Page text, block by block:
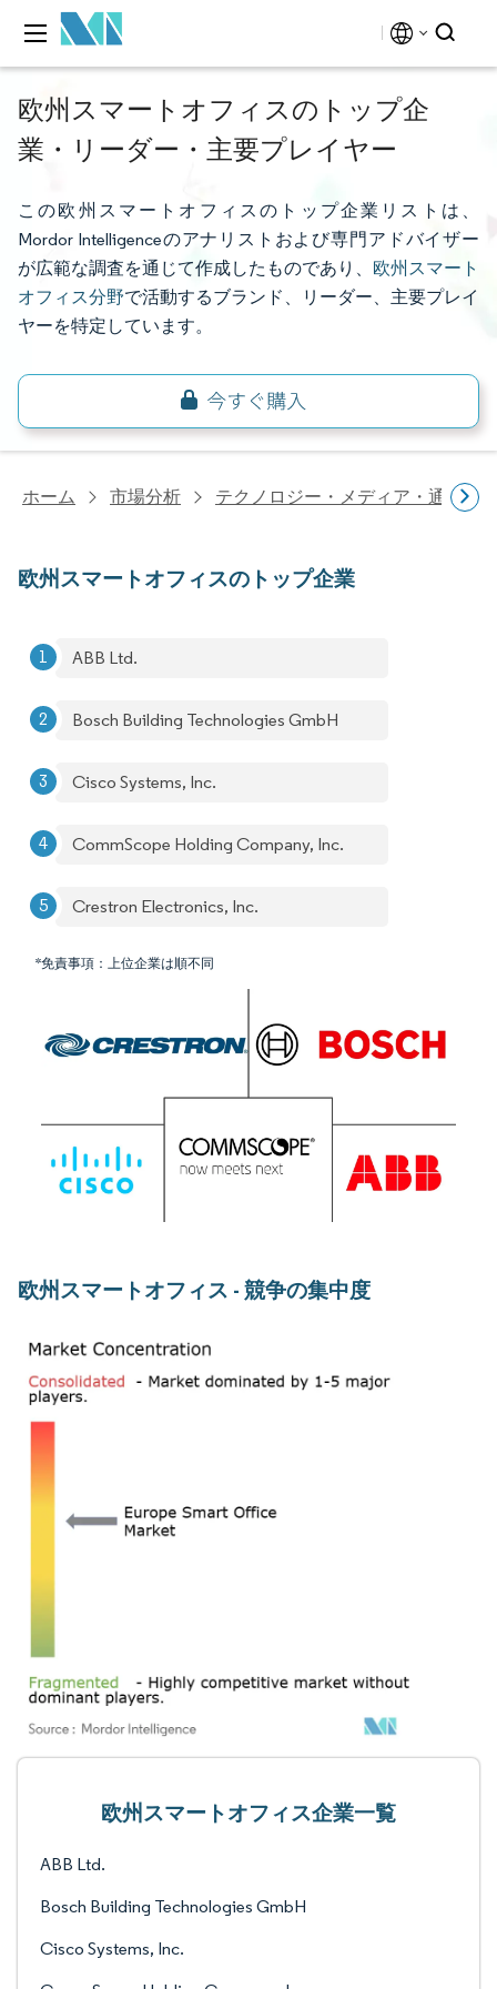
欧州スマートオフィスのトップ企
業・リーダー・主要プレイヤー
この欧州スマートオフィスのトップ企業リストは、
Mordor Intelligenceのアナリストおよび専門アドバイザー
が広範な調査を通じて作成したものであり、 欧州スマート
オフィス分野で活動するブランド、リーダー、主要プレイ
ヤーを特定しています。
ホーム 市場分析 テクノロジー・メディア・通信研
欧州スマートオフィスのトップ企業
ABB Ltd.
Bosch Building Technologies GmbH
Cisco Systems, Inc.
CommScope Holding Company, Inc.
Crestron Electronics, Inc.
*免責事項：上位企業は順不同
欧州スマートオフィス - 競争の集中度
欧州スマートオフィス企業一覧
ABB Ltd.
Bosch Building Technologies GmbH
Cisco Systems, Inc.